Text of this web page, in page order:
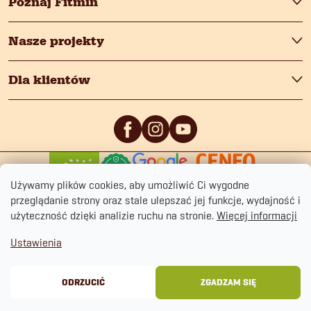
Używamy plików cookies, aby umożliwić Ci wygodne
przeglądanie strony oraz stale ulepszać jej funkcje, wydajność i
użyteczność dzięki analizie ruchu na stronie. Więcej informacji
Ustawienia
ODRZUCIĆ ZGADZAM SIĘ
Nasze projekty
Dla klientów
Regulamin sklepuCookies
Copyright 2026